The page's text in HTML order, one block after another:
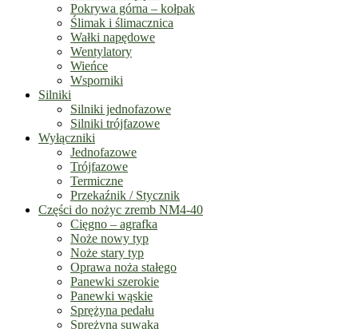
Pokrywa górna – kołpak
Ślimak i ślimacznica
Wałki napędowe
Wentylatory
Wieńce
Wsporniki
Silniki
Silniki jednofazowe
Silniki trójfazowe
Wyłączniki
Jednofazowe
Trójfazowe
Termiczne
Przekaźnik / Stycznik
Części do nożyc zremb NM4-40
Cięgno – agrafka
Noże nowy typ
Noże stary typ
Oprawa noża stałego
Panewki szerokie
Panewki wąskie
Sprężyna pedału
Sprężyna suwaka